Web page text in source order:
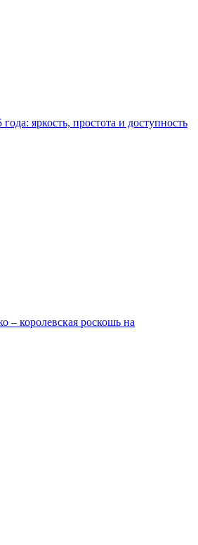
яркость, простота и доступность
– королевская роскошь на